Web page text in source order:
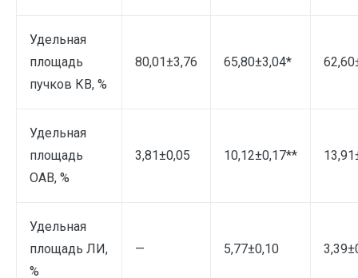
Удельная
площадь
пучков КВ, %
80,01±3,76 65,80±3,04*
Удельная
площадь
ОАВ, %
3,81±0,05 10,12±0,17**
Удельная
площадь ЛИ,
%
— 5,77±0,10